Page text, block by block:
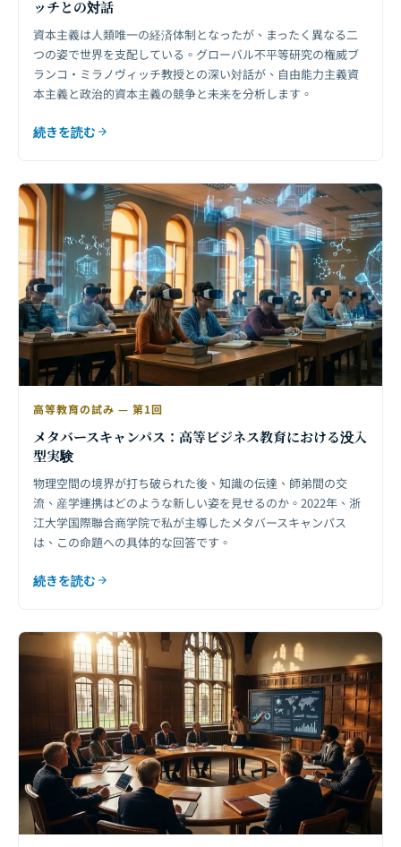
ッチとの対話
資本主義は人類唯一の経済体制となったが、まったく異なる二
つの姿で世界を支配している。グローバル不平等研究の権威ブ
ランコ・ミラノヴィッチ教授との深い対話が、自由能力主義資
本主義と政治的資本主義の競争と未来を分析します。
続きを読む
高等教育の試み — 第1回
メタバースキャンパス：高等ビジネス教育における没入
型実験
物理空間の境界が打ち破られた後、知識の伝達、師弟間の交
流、産学連携はどのような新しい姿を見せるのか。2022年、浙
江大学国際聯合商学院で私が主導したメタバースキャンパス
は、この命題への具体的な回答です。
続きを読む